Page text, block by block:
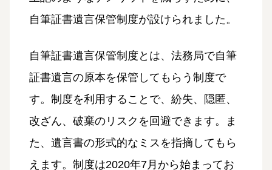
自筆証書遺言保管制度が設けられました。
自筆証書遺言保管制度とは、法務局で自筆
証書遺言の原本を保管してもらう制度で
す。制度を利用することで、紛失、隠匿、
改ざん、破棄のリスクを回避できます。ま
た、遺言書の形式的なミスを指摘してもら
えます。制度は2020年7月から始まってお